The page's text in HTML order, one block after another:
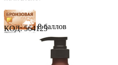
8 баллов
12 баллов
КОД: 564125